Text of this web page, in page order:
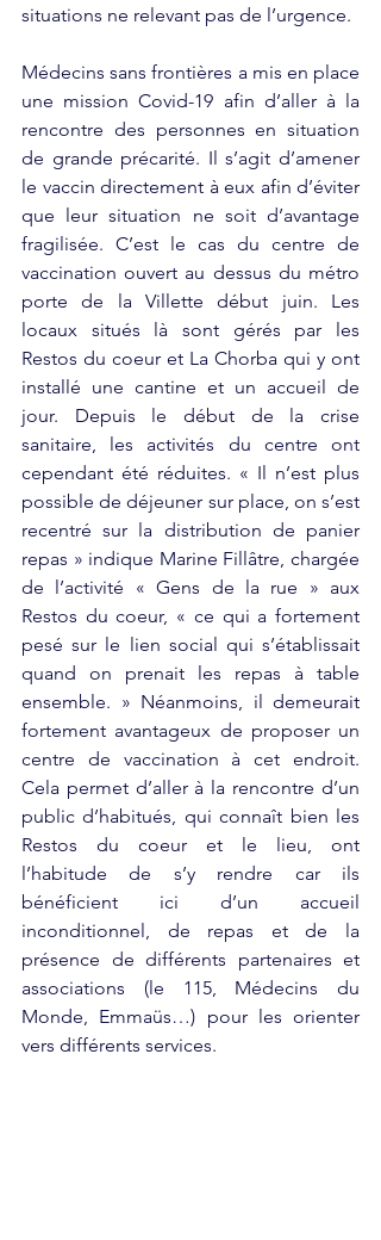
situations ne relevant pas de l’urgence.
Médecins sans frontières a mis en place
une mission Covid-19 afin d’aller à la
rencontre des personnes en situation
de grande précarité. Il s’agit d’amener
le vaccin directement à eux afin d’éviter
que leur situation ne soit d’avantage
fragilisée. C’est le cas du centre de
vaccination ouvert au dessus du métro
porte de la Villette début juin. Les
locaux situés là sont gérés par les
Restos du coeur et La Chorba qui y ont
installé une cantine et un accueil de
jour. Depuis le début de la crise
sanitaire, les activités du centre ont
cependant été réduites. « Il n’est plus
possible de déjeuner sur place, on s’est
recentré sur la distribution de panier
repas » indique Marine Fillâtre, chargée
de l’activité « Gens de la rue » aux
Restos du coeur, « ce qui a fortement
pesé sur le lien social qui s’établissait
quand on prenait les repas à table
ensemble. » Néanmoins, il demeurait
fortement avantageux de proposer un
centre de vaccination à cet endroit.
Cela permet d’aller à la rencontre d’un
public d’habitués, qui connaît bien les
Restos du coeur et le lieu, ont
l’habitude de s’y rendre car ils
bénéficient ici d’un accueil
inconditionnel, de repas et de la
présence de différents partenaires et
associations (le 115, Médecins du
Monde, Emmaüs…) pour les orienter
vers différents services.